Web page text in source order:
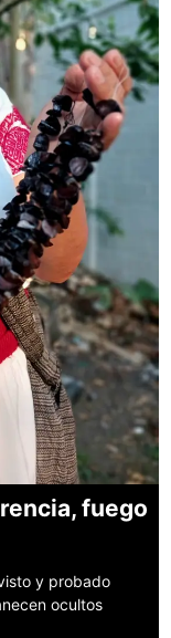
fuego
y probado
ocultos